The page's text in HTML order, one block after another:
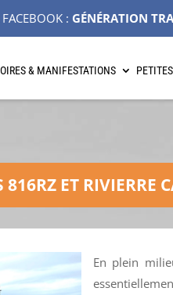
: GÉNÉRATION
& MANIFESTATIONS
816RZ ET RIVIERRE
En plein